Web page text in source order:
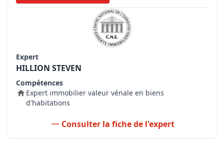
Expert
HILLION STEVEN
Compétences
Expert immobilier valeur vénale en biens
d'habitations
Consulter la fiche de l'expert